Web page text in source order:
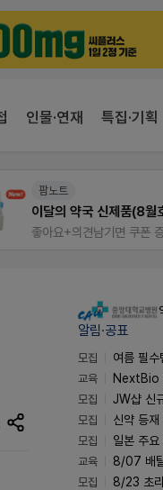
인물·연재 특집·기획
국 신제품(8월호)
남기면 쿠폰 증정
알림·공표
모집
여름 필
교육
NextBio
모집
JW샵 신
모집
신약 등
모집
일본 주
교육
8/07 배
모집
8/23 초